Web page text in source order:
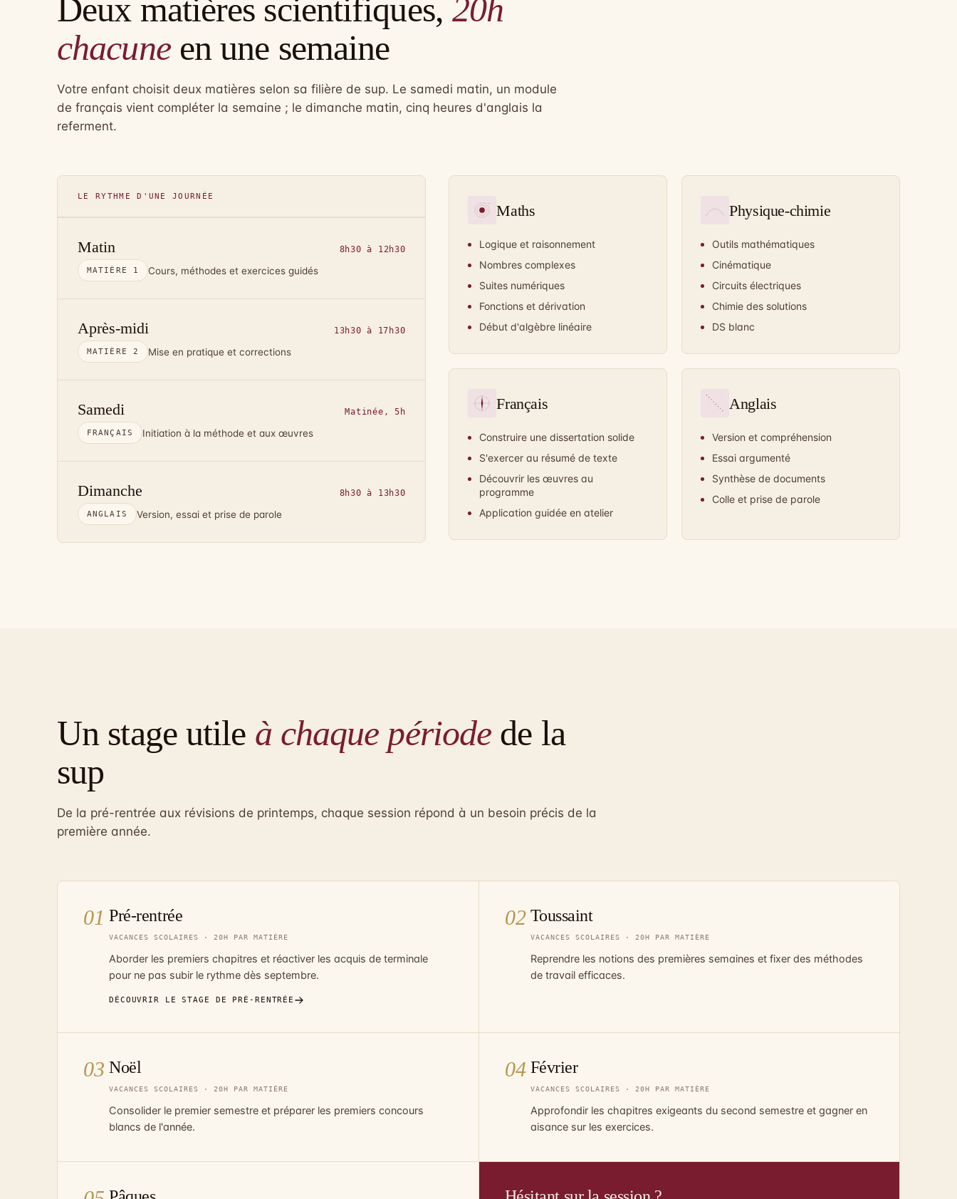
Deux matières scientifiques, 20h
chacuneen une semaine
Votre enfant choisit deux matières selon sa filière de sup. Le samedi matin, un module
de français vient compléter la semaine ; le dimanche matin, cinq heures d'anglais la
referment.
LE RYTHME D'UNE JOURNÉE
Matin 8h30 à 12h30
MATIÈRE 1 Cours, méthodes et exercices guidés
Après-midi 13h30 à 17h30
MATIÈRE 2 Mise en pratique et corrections
Samedi Matinée, 5h
FRANÇAIS Initiation à la méthode et aux œuvres
Dimanche 8h30 à 13h30
ANGLAIS Version, essai et prise de parole
Maths
Logique et raisonnement
Nombres complexes
Suites numériques
Fonctions et dérivation
Début d'algèbre linéaire
Physique-chimie
Outils mathématiques
Cinématique
Circuits électriques
Chimie des solutions
DS blanc
Français
Construire une dissertation solide
S'exercer au résumé de texte
Découvrir les œuvres au
programme
Application guidée en atelier
Anglais
Version et compréhension
Essai argumenté
Synthèse de documents
Colle et prise de parole
Un stage utile à chaque période de la
sup
De la pré-rentrée aux révisions de printemps, chaque session répond à un besoin précis de la
première année.
01 Pré-rentrée
VACANCES SCOLAIRES · 20H PAR MATIÈRE
Aborder les premiers chapitres et réactiver les acquis de terminale
pour ne pas subir le rythme dès septembre.
DÉCOUVRIR LE STAGE DE PRÉ-RENTRÉE
02 Toussaint
VACANCES SCOLAIRES · 20H PAR MATIÈRE
Reprendre les notions des premières semaines et fixer des méthodes
de travail efficaces.
03 Noël
VACANCES SCOLAIRES · 20H PAR MATIÈRE
Consolider le premier semestre et préparer les premiers concours
blancs de l'année.
04 Février
VACANCES SCOLAIRES · 20H PAR MATIÈRE
Approfondir les chapitres exigeants du second semestre et gagner en
aisance sur les exercices.